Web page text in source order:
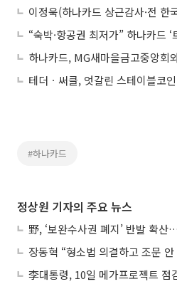
“숙박·항공권 최저가” 하나카드 ‘
테더ㆍ써클, 엇갈린 스테이블코
#하나카드
정상원 기자의 주요 뉴스